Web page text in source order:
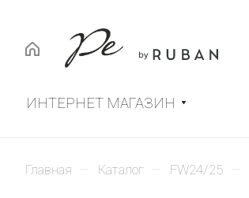
ИНТЕРНЕТ МАГАЗИН
Главная Каталог FW24/25